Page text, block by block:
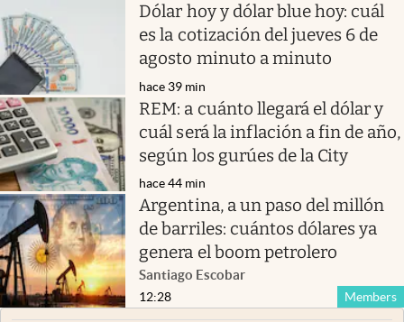
Dólar hoy y dólar blue hoy: cuál
es la cotización del jueves 6 de
agosto minuto a minuto
hace 39 min
REM: a cuánto llegará el dólar y
cuál será la inflación a fin de año,
según los gurúes de la City
hace 44 min
Argentina, a un paso del millón
de barriles: cuántos dólares ya
genera el boom petrolero
Santiago Escobar
Members
12:28